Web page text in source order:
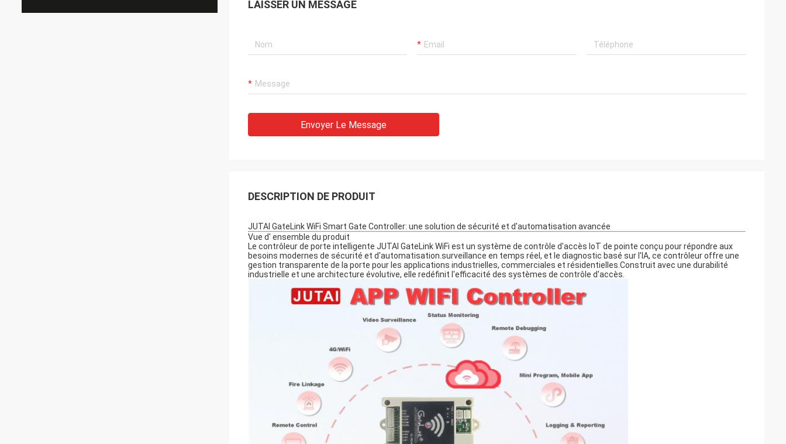
LAISSER UN MESSAGE
Envoyer Le Message
DESCRIPTION DE PRODUIT
JUTAI GateLink WiFi Smart Gate Controller: une solution de sécurité et d'automatisation avancée
Vue d' ensemble du produit
Le contrôleur de porte intelligente JUTAI GateLink WiFi est un système de contrôle d'accès IoT de pointe conçu pour répondre aux
besoins modernes de sécurité et d'automatisation.surveillance en temps réel, et le diagnostic basé sur l'IA, ce contrôleur offre une
gestion transparente de la porte pour les applications industrielles, commerciales et résidentielles.Construit avec une durabilité
industrielle et une architecture évolutive, elle redéfinit l'efficacité des systèmes de contrôle d'accès.